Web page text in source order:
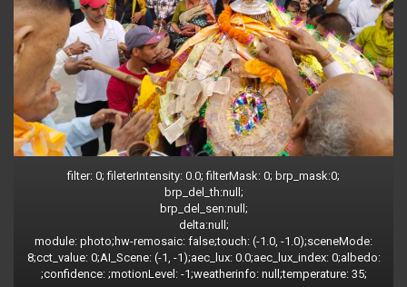
filter: 0; fileterIntensity: 0.0; filterMask: 0; brp_mask:0;
brp_del_th:null;
brp_del_sen:null;
delta:null;
module: photo;hw-remosaic: false;touch: (-1.0, -1.0);sceneMode:
8;cct_value: 0;AI_Scene: (-1, -1);aec_lux: 0.0;aec_lux_index: 0;albedo:
;confidence: ;motionLevel: -1;weatherinfo: null;temperature: 35;